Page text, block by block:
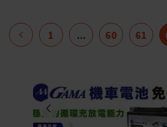
1 ... 60 61